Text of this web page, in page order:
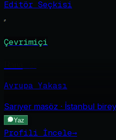
Editör Seçkisi
Çevrimiçi
Avrupa Yakası
Sarıyermasöz · İstanbul
Yaz
Profili İncele→